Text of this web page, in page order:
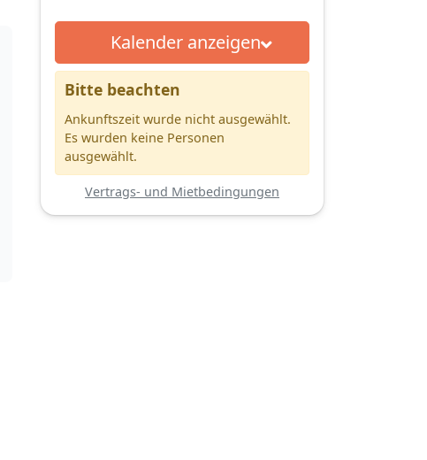
Kalender anzeigen
Bitte beachten
Ankunftszeit wurde nicht ausgewählt.
Es wurden keine Personen
ausgewählt.
Vertrags- und Mietbedingungen